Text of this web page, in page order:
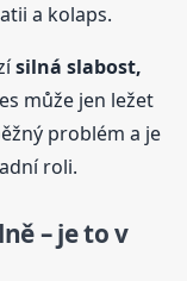
a kolaps.
silná slabost,
může jen ležet
problém a je
roli.
– je to v